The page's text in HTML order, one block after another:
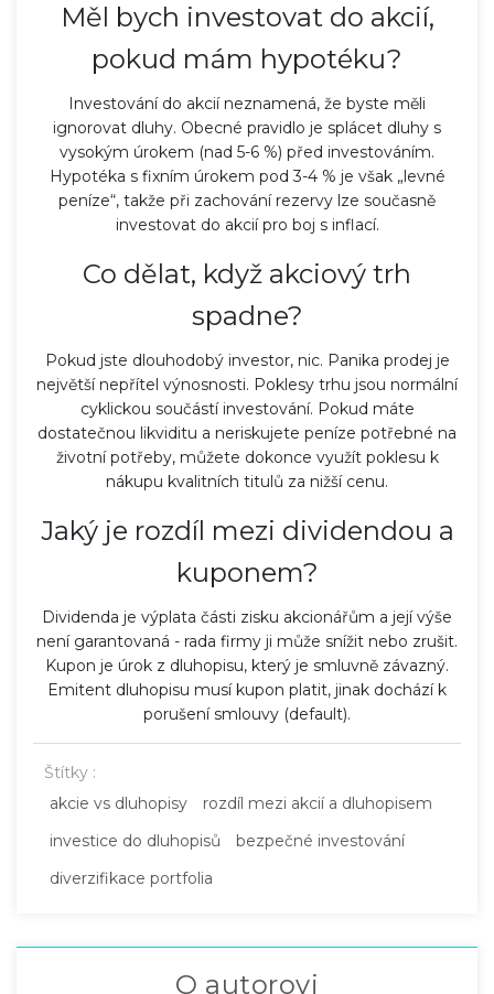
Měl bych investovat do akcií,
pokud mám hypotéku?
Investování do akcií neznamená, že byste měli
ignorovat dluhy. Obecné pravidlo je splácet dluhy s
vysokým úrokem (nad 5-6 %) před investováním.
Hypotéka s fixním úrokem pod 3-4 % je však „levné
peníze“, takže při zachování rezervy lze současně
investovat do akcií pro boj s inflací.
Co dělat, když akciový trh
spadne?
Pokud jste dlouhodobý investor, nic. Panika prodej je
největší nepřítel výnosnosti. Poklesy trhu jsou normální
cyklickou součástí investování. Pokud máte
dostatečnou likviditu a neriskujete peníze potřebné na
životní potřeby, můžete dokonce využít poklesu k
nákupu kvalitních titulů za nižší cenu.
Jaký je rozdíl mezi dividendou a
kuponem?
Dividenda je výplata části zisku akcionářům a její výše
není garantovaná - rada firmy ji může snížit nebo zrušit.
Kupon je úrok z dluhopisu, který je smluvně závazný.
Emitent dluhopisu musí kupon platit, jinak dochází k
porušení smlouvy (default).
Štítky :
akcie vs dluhopisy
rozdíl mezi akcií a dluhopisem
investice do dluhopisů
bezpečné investování
diverzifikace portfolia
O autorovi